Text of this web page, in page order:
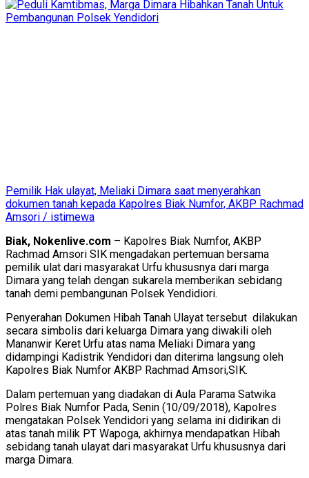
Pemilik Hak ulayat, Meliaki Dimara saat menyerahkan
dokumen tanah kepada Kapolres Biak Numfor, AKBP Rachmad
Amsori / istimewa
Biak, Nokenlive.com – Kapolres Biak Numfor, AKBP
Rachmad Amsori SIK mengadakan pertemuan bersama
pemilik ulat dari masyarakat Urfu khususnya dari marga
Dimara yang telah dengan sukarela memberikan sebidang
tanah demi pembangunan Polsek Yendidiori.
Penyerahan Dokumen Hibah Tanah Ulayat tersebut dilakukan
secara simbolis dari keluarga Dimara yang diwakili oleh
Mananwir Keret Urfu atas nama Meliaki Dimara yang
didampingi Kadistrik Yendidori dan diterima langsung oleh
Kapolres Biak Numfor AKBP Rachmad Amsori,SIK.
Dalam pertemuan yang diadakan di Aula Parama Satwika
Polres Biak Numfor Pada, Senin (10/09/2018), Kapolres
mengatakan Polsek Yendidori yang selama ini didirikan di
atas tanah milik PT Wapoga, akhirnya mendapatkan Hibah
sebidang tanah ulayat dari masyarakat Urfu khususnya dari
marga Dimara.